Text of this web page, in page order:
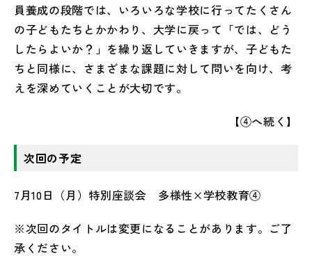
員養成の段階では、いろいろな学校に行ってたくさん
の子どもたちとかかわり、大学に戻って「では、どう
したらよいか？」を繰り返していきますが、子どもた
ちと同様に、さまざまな課題に対して問いを向け、考
えを深めていくことが大切です。
【④へ続く】
次回の予定
7月10日（月）特別座談会 多様性×学校教育④
※次回のタイトルは変更になることがあります。ご了
承ください。